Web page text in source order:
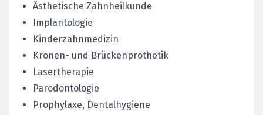
Ästhetische Zahnheilkunde
Implantologie
Kinderzahnmedizin
Kronen- und Brückenprothetik
Lasertherapie
Parodontologie
Prophylaxe, Dentalhygiene